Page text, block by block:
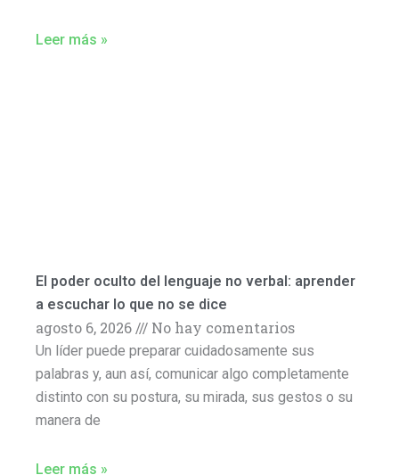
Leer más »
El poder oculto del lenguaje no verbal: aprender
a escuchar lo que no se dice
agosto 6, 2026 No hay comentarios
Un líder puede preparar cuidadosamente sus
palabras y, aun así, comunicar algo completamente
distinto con su postura, su mirada, sus gestos o su
manera de
Leer más »